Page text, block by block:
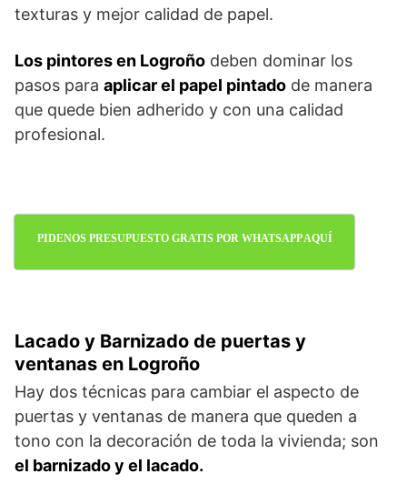
texturas y mejor calidad de papel.
Los pintores en Logroño deben dominar los
pasos para aplicar el papel pintado de manera
que quede bien adherido y con una calidad
profesional.
PIDENOS PRESUPUESTO GRATIS POR WHATSAPP AQUÍ
Lacado y Barnizado de puertas y
ventanas en Logroño
Hay dos técnicas para cambiar el aspecto de
puertas y ventanas de manera que queden a
tono con la decoración de toda la vivienda; son
el barnizado y el lacado.